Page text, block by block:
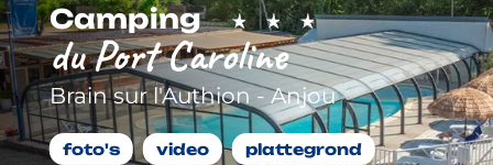
Camping
du Port Caroline
Brain sur l'Authion - Anjou
foto's video plattegrond